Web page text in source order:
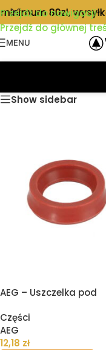
Przejdź do nawigacji
Przejdź do głównej
80zł,
MENU
Show sidebar
AEG – Uszczelka pod
ekspresu
Części
AEG
12,18 zł